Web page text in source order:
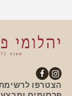
אינסטגרם
פייסבוק
הצטרפו